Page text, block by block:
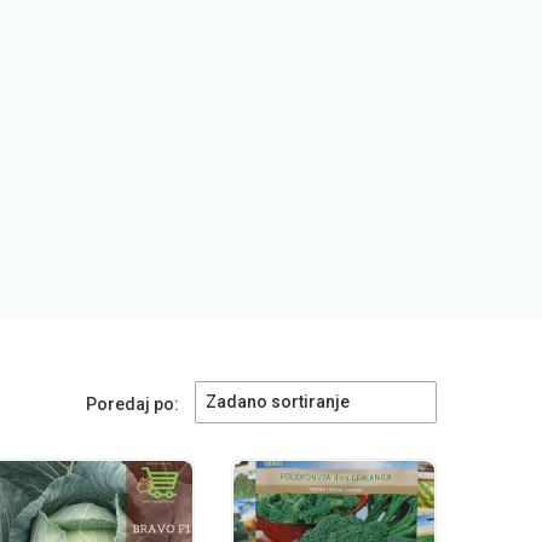
Poredaj po: Zadano sortiranje